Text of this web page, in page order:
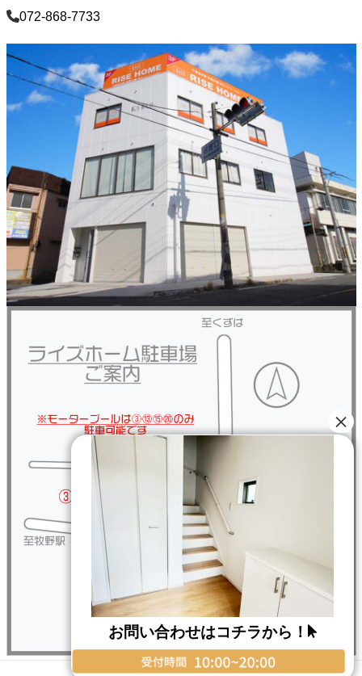
072-868-7733
Copyright © RISE HOME All Rights Reserved.
お問い合わせはコチラから！